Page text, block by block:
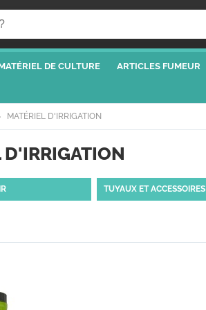
DE CULTURE ARTICLES FUMEUR
MATÉRIEL D'IRRIGATION
D'IRRIGATION
TUYAUX ET ACCESSOIRES